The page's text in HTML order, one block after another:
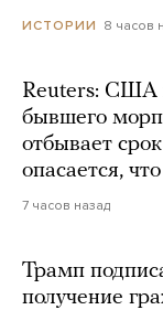
ИСТОРИИ 8 часов
Reuters: США
бывшего
отбывает
опасается,
7 часов назад
Трамп
получение